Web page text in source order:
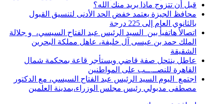
قبل أن تتزوج ماذا يريد منك الله؟
محافظ الجيزة يعتمد خفض الحد الأدنى لتنسيق القبول
بالثانوي العام إلى 225 درجة
اتصالأ هاتفيأ بين السيد الرئيس عبد الفتاح السيسي، و جلالة
الملك حمد بن عيسى آل خليفة، عاهل مملكة البحرين
الشقيقة
عاطل ينتحل صفة قاضي ويستأجر قاعة بمحكمة شمال
القاهرة للنصــ.ــب على المواطنين
اجتمع اليوم السيد الرئيس عبد الفتاح السيسي، مع الدكتور
مصطفى مدبولي رئيس مجلس الوزراء،بمدينة العلمين